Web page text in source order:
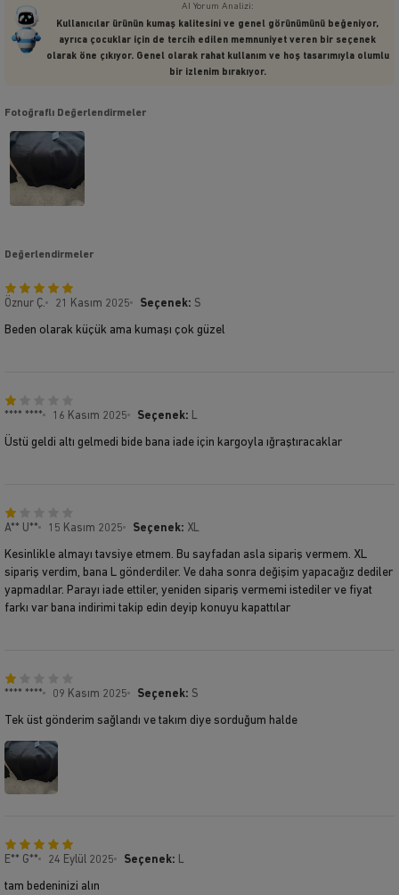
AI Yorum Analizi:
Kullanıcılar ürünün kumaş kalitesini ve genel görünümünü beğeniyor,
ayrıca çocuklar için de tercih edilen memnuniyet veren bir seçenek
olarak öne çıkıyor. Genel olarak rahat kullanım ve hoş tasarımıyla olumlu
bir izlenim bırakıyor.
Fotoğraflı Değerlendirmeler
Değerlendirmeler
Öznur Ç. 21 Kasım 2025 Seçenek: S
Beden olarak küçük ama kumaşı çok güzel
**** **** 16 Kasım 2025 Seçenek: L
Üstü geldi altı gelmedi bide bana iade için kargoyla ığraştıracaklar
A** U** 15 Kasım 2025 Seçenek: XL
Kesinlikle almayı tavsiye etmem. Bu sayfadan asla sipariş vermem. XL
sipariş verdim, bana L gönderdiler. Ve daha sonra değişim yapacağız dediler
yapmadılar. Parayı iade ettiler, yeniden sipariş vermemi istediler ve fiyat
farkı var bana indirimi takip edin deyip konuyu kapattılar
**** **** 09 Kasım 2025 Seçenek: S
Tek üst gönderim sağlandı ve takım diye sorduğum halde
E** G** 24 Eylül 2025 Seçenek: L
tam bedeninizi alın